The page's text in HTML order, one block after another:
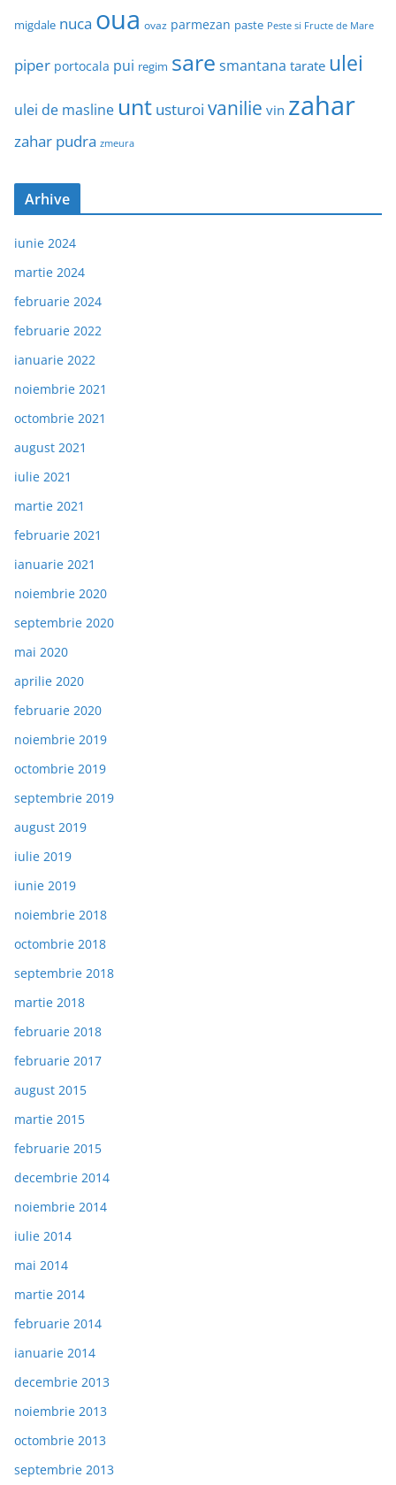
migdale nuca oua ovaz parmezan paste Peste si Fructe de Mare
piper portocala pui regim sare smantana tarate ulei
ulei de masline unt usturoi vanilie vin zahar
zahar pudra zmeura
Arhive
iunie 2024
martie 2024
februarie 2024
februarie 2022
ianuarie 2022
noiembrie 2021
octombrie 2021
august 2021
iulie 2021
martie 2021
februarie 2021
ianuarie 2021
noiembrie 2020
septembrie 2020
mai 2020
aprilie 2020
februarie 2020
noiembrie 2019
octombrie 2019
septembrie 2019
august 2019
iulie 2019
iunie 2019
noiembrie 2018
octombrie 2018
septembrie 2018
martie 2018
februarie 2018
februarie 2017
august 2015
martie 2015
februarie 2015
decembrie 2014
noiembrie 2014
iulie 2014
mai 2014
martie 2014
februarie 2014
ianuarie 2014
decembrie 2013
noiembrie 2013
octombrie 2013
septembrie 2013